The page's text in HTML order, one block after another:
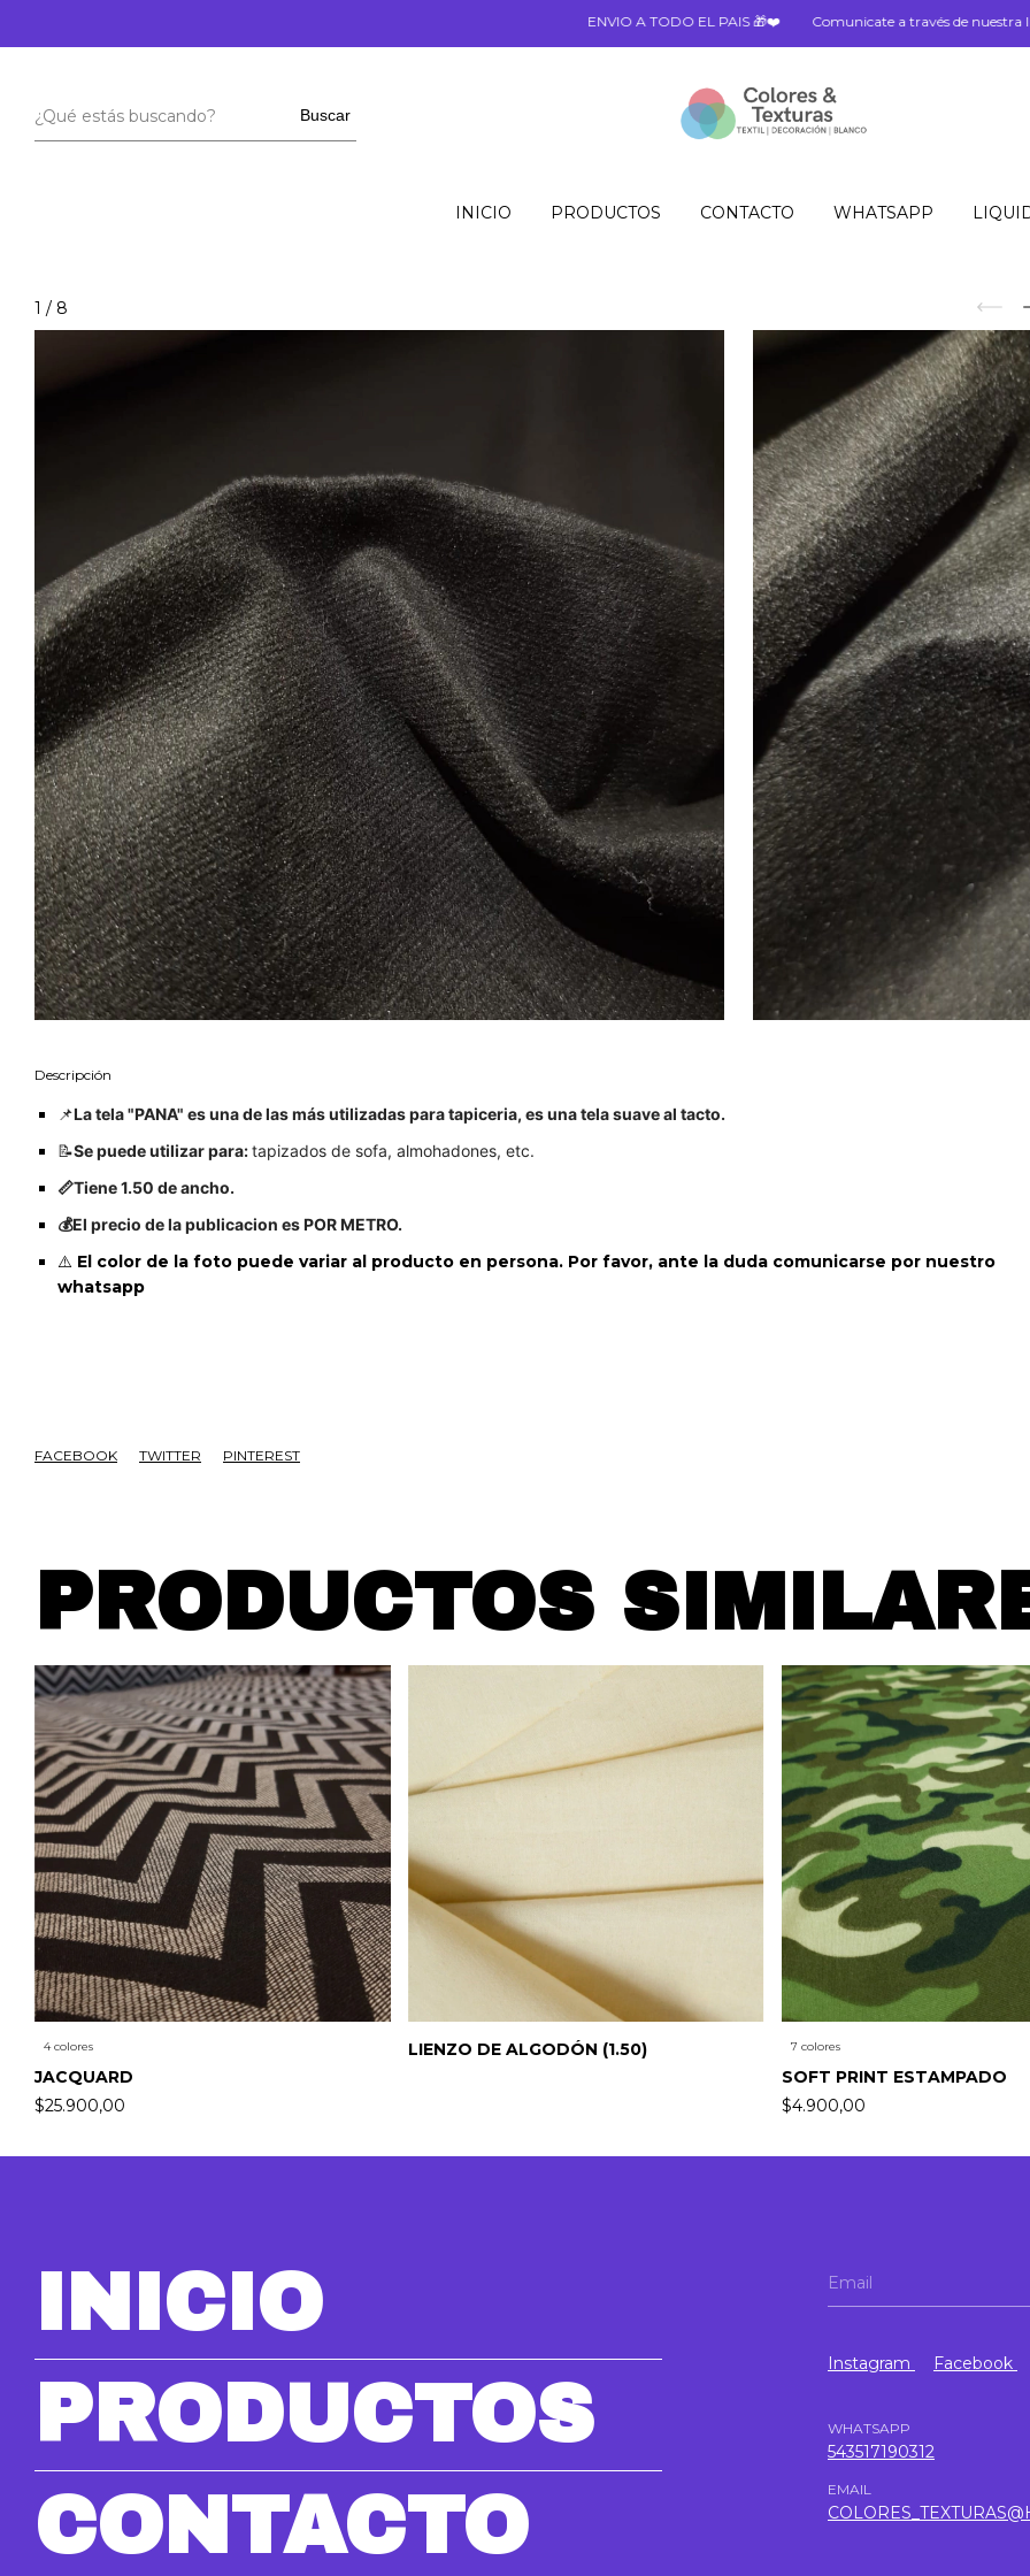
ENVIO A TODO EL PAIS 🎁❤️ Comunicate a través de nuestra línea de
Buscar
INICIO PRODUCTOS CONTACTO WHATSAPP
1 / 8
Descripción
📌La tela "PANA" es una de las más utilizadas para tapiceria, es una tela suave al tacto.
📝Se puede utilizar para:tapizados de sofa, almohadones, etc.
📏Tiene 1.50 de ancho.
💰El precio de la publicacion es POR METRO.
⚠️ El color de la foto puede variar al producto en persona. Por favor, ante la duda comunicarse por nuestro
whatsapp
FACEBOOK TWITTER PINTEREST
PRODUCTOS
4 colores
JACQUARD
$25.900,00
LIENZO DE ALGODÓN (1.50) 7 colores
SOFT PRINT ESTAMPADO
$4.900,00
INICIO
PRODUCTOS
CONTACTO
Instagram Facebook
WHATSAPP
543517190312
EMAIL